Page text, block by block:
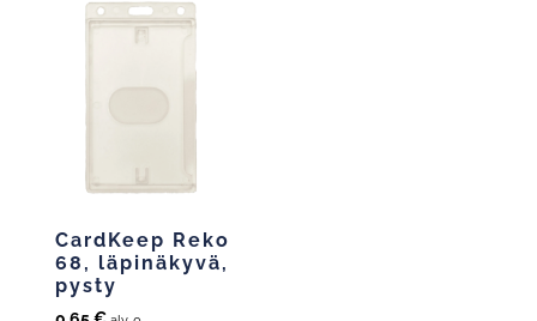
CardKeep Reko
68, läpinäkyvä,
pysty